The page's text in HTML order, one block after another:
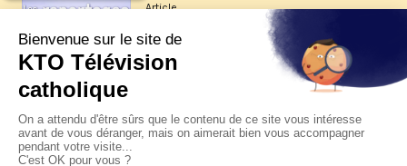
Article
Les reportages d'été 2026 de KTO
La visite pastorale du pape Léon
XIV à Assise à suivre sur KTO le
jeudi 6 août